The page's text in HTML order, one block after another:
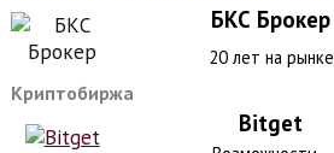
БКС Брокер
20 лет на рынке
Криптобиржа
Bitget